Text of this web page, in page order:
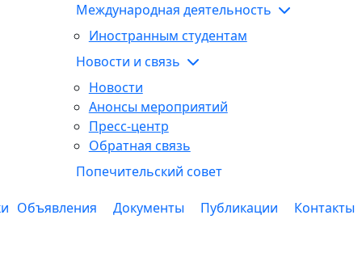
Международная деятельность
Иностранным студентам
Новости и связь
Новости
Анонсы мероприятий
Пресс-центр
Обратная связь
Попечительский совет
Объявления Документы Публикации Контакты